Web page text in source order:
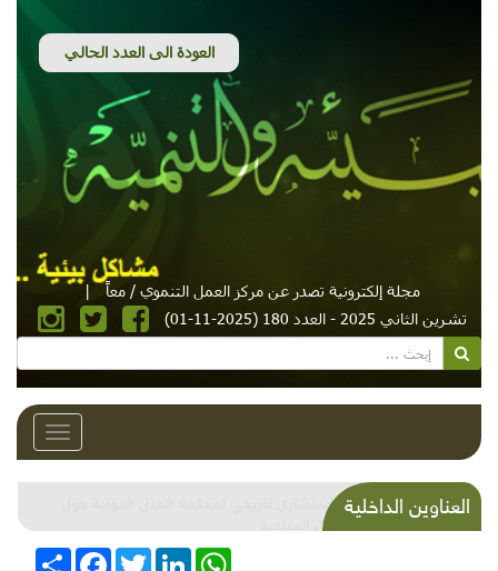
مجلة إلكترونية تصدر عن مركز العمل التنموي / معاً
|
تشرين الثاني 2025 - العدد 180 (2025-11-01)
Toggle
العناوين الداخليةشذرات بيئية وتنموية...بنية تحتية وحلويات قبيحة
وحاكورة ونوبل وزيتون و"سيباط"
انشر
FacebookTwitterLinkedInWhatsApp